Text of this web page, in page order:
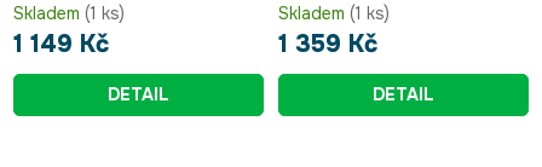
Skladem (1 ks)
1 149 Kč
DETAIL
Skladem (1 ks)
1 359 Kč
DETAIL